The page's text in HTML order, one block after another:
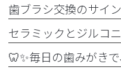
セラミックとジルコ